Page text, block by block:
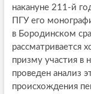
накануне 211-й
ПГУ его
в Бородинском
рассматривается
призму участия в
проведен анализ
происхождения